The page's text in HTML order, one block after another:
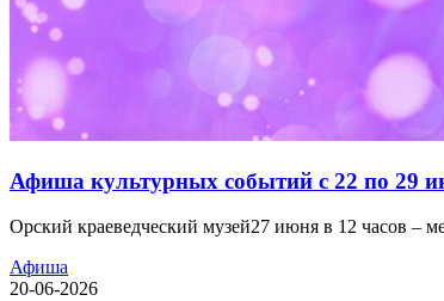
Афиша культурных событий с 22 по 29
Орский краеведческий музей27 июня в 12 часов –
Афиша
20-06-2026